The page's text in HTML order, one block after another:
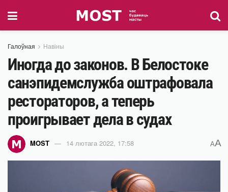
Галоўная Навіны
Иногда до законов. В Белостоке
санэпидемслужба оштрафовала
рестораторов, а теперь
проигрывает дела в судах
MOST 14 лютага 2022, 17:58 AA